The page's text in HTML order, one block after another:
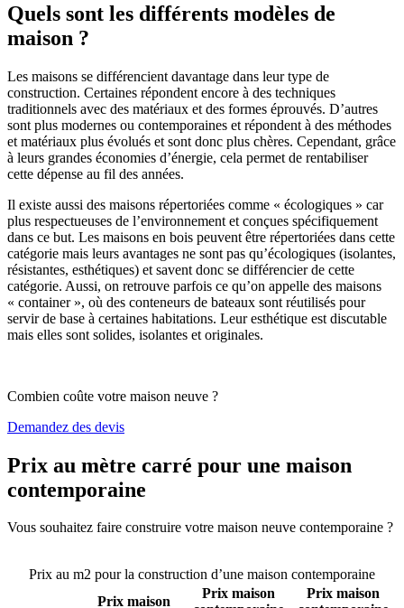
Quels sont les différents modèles de
maison ?
Les maisons se différencient davantage dans leur type de
construction. Certaines répondent encore à des techniques
traditionnels avec des matériaux et des formes éprouvés. D’autres
sont plus modernes ou contemporaines et répondent à des méthodes
et matériaux plus évolués et sont donc plus chères. Cependant, grâce
à leurs grandes économies d’énergie, cela permet de rentabiliser
cette dépense au fil des années.
Il existe aussi des maisons répertoriées comme « écologiques » car
plus respectueuses de l’environnement et conçues spécifiquement
dans ce but. Les maisons en bois peuvent être répertoriées dans cette
catégorie mais leurs avantages ne sont pas qu’écologiques (isolantes,
résistantes, esthétiques) et savent donc se différencier de cette
catégorie. Aussi, on retrouve parfois ce qu’on appelle des maisons
« container », où des conteneurs de bateaux sont réutilisés pour
servir de base à certaines habitations. Leur esthétique est discutable
mais elles sont solides, isolantes et originales.
Combien coûte votre maison neuve ?
Demandez des devis
Prix au mètre carré pour une maison
contemporaine
Vous souhaitez faire construire votre maison neuve contemporaine ?
Prix au m2 pour la construction d’une maison contemporaine
Prix maison
Prix maison
Prix maison